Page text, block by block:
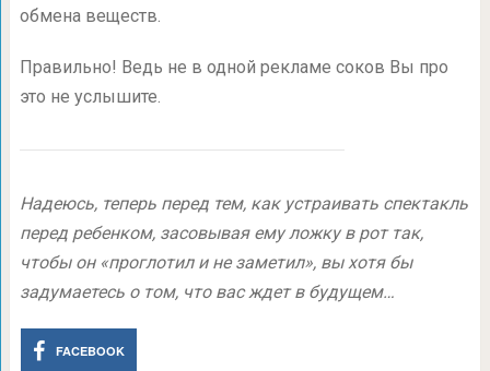
обмена веществ.
Правильно! Ведь не в одной рекламе соков Вы про
это не услышите.
Надеюсь, теперь перед тем, как устраивать спектакль
перед ребенком, засовывая ему ложку в рот так,
чтобы он «проглотил и не заметил», вы хотя бы
задумаетесь о том, что вас ждет в будущем…
FACEBOOK